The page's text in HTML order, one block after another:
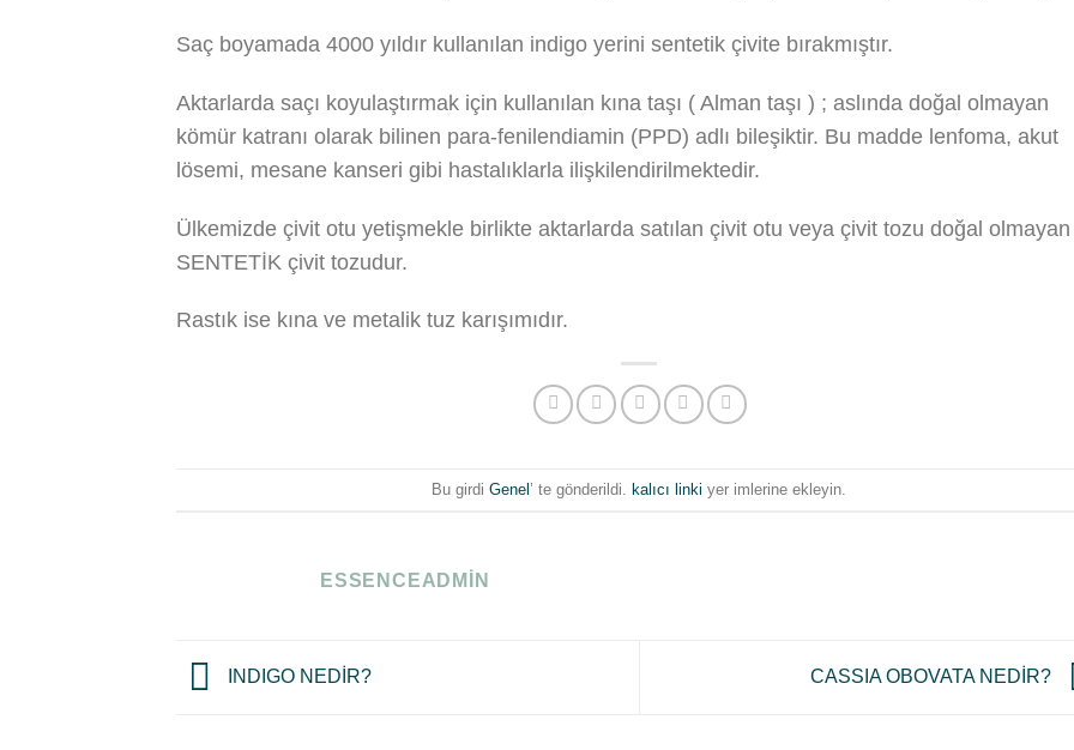
Saç boyamada 4000 yıldır kullanılan indigo yerini sentetik çivite bırakmıştır.
Aktarlarda saçı koyulaştırmak için kullanılan kına taşı ( Alman taşı ) ; aslında doğal olmayan
kömür katranı olarak bilinen para-fenilendiamin (PPD) adlı bileşiktir. Bu madde lenfoma, akut
lösemi, mesane kanseri gibi hastalıklarla ilişkilendirilmektedir.
Ülkemizde çivit otu yetişmekle birlikte aktarlarda satılan çivit otu veya çivit tozu doğal olmayan
SENTETİK çivit tozudur.
Rastık ise kına ve metalik tuz karışımıdır.
Bu girdiGenel’ te gönderildi.kalıcı linki yer imlerine ekleyin.
ESSENCEADMIN
INDIGO NEDİR? CASSIA OBOVATA NEDİR?